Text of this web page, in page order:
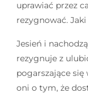
uprawiać przez
rezygnować.
Jesień i
rezygnuje z
pogarszające
oni o tym, że